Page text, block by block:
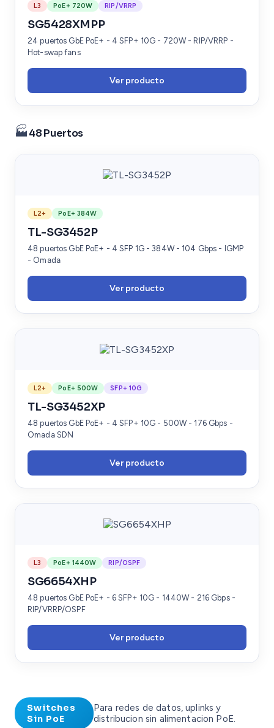
L3 PoE+ 720W RIP/VRRP
SG5428XMPP
24 puertos GbE PoE+ - 4 SFP+ 10G - 720W - RIP/VRRP -
Hot-swap fans
Ver producto
🏭48 Puertos
L2+ PoE+ 384W
TL-SG3452P
48 puertos GbE PoE+ - 4 SFP 1G - 384W - 104 Gbps - IGMP
- Omada
Ver producto
L2+ PoE+ 500W SFP+ 10G
TL-SG3452XP
48 puertos GbE PoE+ - 4 SFP+ 10G - 500W - 176 Gbps -
Omada SDN
Ver producto
L3 PoE+ 1440W RIP/OSPF
SG6654XHP
48 puertos GbE PoE+ - 6 SFP+ 10G - 1440W - 216 Gbps -
RIP/VRRP/OSPF
Ver producto
Switches
Sin PoE
Para redes de datos, uplinks y
distribucion sin alimentacion PoE.